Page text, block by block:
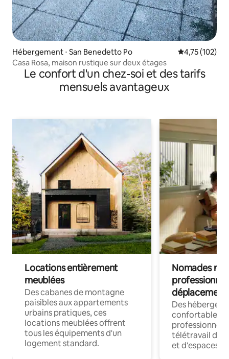
Hébergement ⋅ San Benedetto Po Évaluation
4,75 (102)
Casa Rosa, maison rustique sur deux étages
Le confort d'un chez-soi et des tarifs
mensuels avantageux
Locations entièrement
meublées
Des cabanes de montagne
paisibles aux appartements
urbains pratiques, ces
locations meublées offrent
tous les équipements d'un
logement standard.
Nomades
déplacement
Des
confortables
professionnels
télétravail
et d'espaces